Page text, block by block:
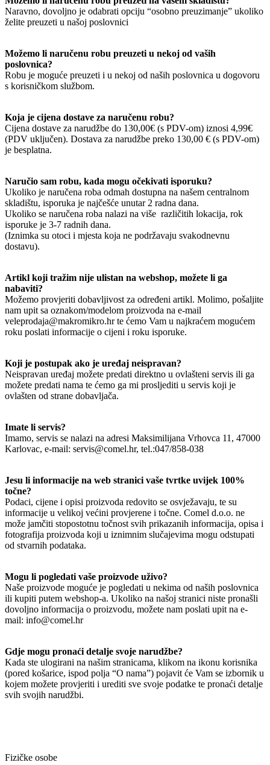
Naravno, dovoljno je odabrati opciju “osobno preuzimanje” ukoliko
želite preuzeti u našoj poslovnici
Možemo li naručenu robu preuzeti u nekoj od vaših
poslovnica?
Robu je moguće preuzeti i u nekoj od naših poslovnica u dogovoru
s korisničkom službom.
Koja je cijena dostave za naručenu robu?
Cijena dostave za narudžbe do 130,00€ (s PDV-om) iznosi 4,99€
(PDV uključen). Dostava za narudžbe preko 130,00 € (s PDV-om)
je besplatna.
Naručio sam robu, kada mogu očekivati isporuku?
Ukoliko je naručena roba odmah dostupna na našem centralnom
skladištu, isporuka je najčešće unutar 2 radna dana.
Ukoliko se naručena roba nalazi na više različitih lokacija, rok
isporuke je 3-7 radnih dana.
(Iznimka su otoci i mjesta koja ne podržavaju svakodnevnu
dostavu).
Artikl koji tražim nije ulistan na webshop, možete li ga
nabaviti?
Možemo provjeriti dobavljivost za određeni artikl. Molimo, pošaljite
nam upit sa oznakom/modelom proizvoda na e-mail
veleprodaja@makromikro.hr te ćemo Vam u najkraćem mogućem
roku poslati informacije o cijeni i roku isporuke.
Koji je postupak ako je uređaj neispravan?
Neispravan uređaj možete predati direktno u ovlašteni servis ili ga
možete predati nama te ćemo ga mi prosljediti u servis koji je
ovlašten od strane dobavljača.
Imate li servis?
Imamo, servis se nalazi na adresi Maksimilijana Vrhovca 11, 47000
Karlovac, e-mail: servis@comel.hr, tel.:047/858-038
Jesu li informacije na web stranici vaše tvrtke uvijek 100%
točne?
Podaci, cijene i opisi proizvoda redovito se osvježavaju, te su
informacije u velikoj većini provjerene i točne. Comel d.o.o. ne
može jamčiti stopostotnu točnost svih prikazanih informacija, opisa i
fotografija proizvoda koji u iznimnim slučajevima mogu odstupati
od stvarnih podataka.
Mogu li pogledati vaše proizvode uživo?
Naše proizvode moguće je pogledati u nekima od naših poslovnica
ili kupiti putem webshop-a. Ukoliko na našoj stranici niste pronašli
dovoljno informacija o proizvodu, možete nam poslati upit na e-
mail: info@comel.hr
Gdje mogu pronaći detalje svoje narudžbe?
Kada ste ulogirani na našim stranicama, klikom na ikonu korisnika
(pored košarice, ispod polja “O nama”) pojavit će Vam se izbornik u
kojem možete provjeriti i urediti sve svoje podatke te pronaći detalje
svih svojih narudžbi.
Fizičke osobe